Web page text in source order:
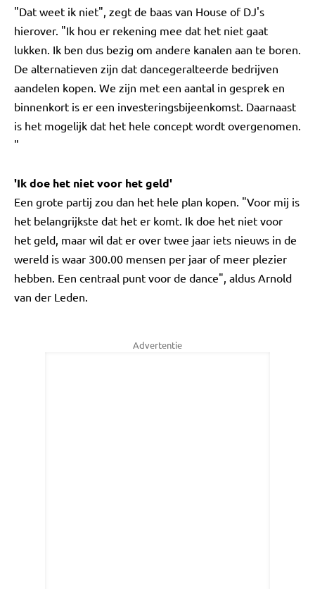
"Dat weet ik niet", zegt de baas van House of DJ's
hierover. "Ik hou er rekening mee dat het niet gaat
lukken. Ik ben dus bezig om andere kanalen aan te boren.
De alternatieven zijn dat dancegeralteerde bedrijven
aandelen kopen. We zijn met een aantal in gesprek en
binnenkort is er een investeringsbijeenkomst. Daarnaast
is het mogelijk dat het hele concept wordt overgenomen.
"
'Ik doe het niet voor het geld'
Een grote partij zou dan het hele plan kopen. "Voor mij is
het belangrijkste dat het er komt. Ik doe het niet voor
het geld, maar wil dat er over twee jaar iets nieuws in de
wereld is waar 300.00 mensen per jaar of meer plezier
hebben. Een centraal punt voor de dance", aldus Arnold
van der Leden.
Advertentie